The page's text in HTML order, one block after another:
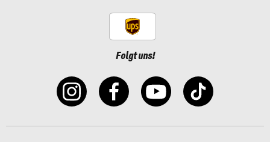
Folgt uns!